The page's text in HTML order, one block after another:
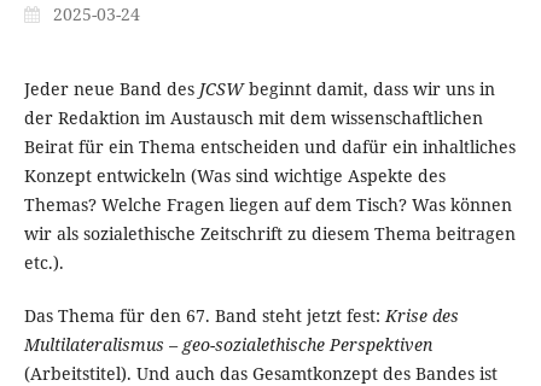
2025-03-24
Jeder neue Band des JCSWbeginnt damit, dass wir uns in
der Redaktion im Austausch mit dem wissenschaftlichen
Beirat für ein Thema entscheiden und dafür ein inhaltliches
Konzept entwickeln (Was sind wichtige Aspekte des
Themas? Welche Fragen liegen auf dem Tisch? Was können
wir als sozialethische Zeitschrift zu diesem Thema beitragen
etc.).
Das Thema für den 67. Band steht jetzt fest:Krise des
Multilateralismus – geo-sozialethische Perspektiven
(Arbeitstitel). Und auch das Gesamtkonzept des Bandes ist